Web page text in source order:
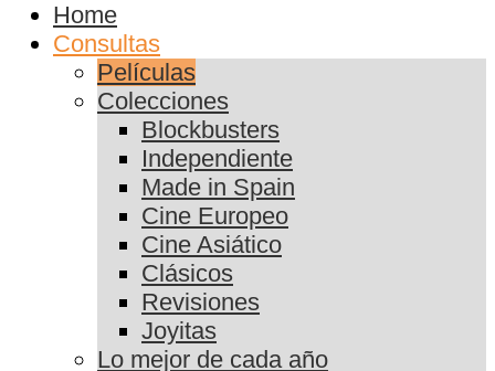
Home
Consultas
Películas
Colecciones
Blockbusters
Independiente
Made in Spain
Cine Europeo
Cine Asiático
Clásicos
Revisiones
Joyitas
Lo mejor de cada año